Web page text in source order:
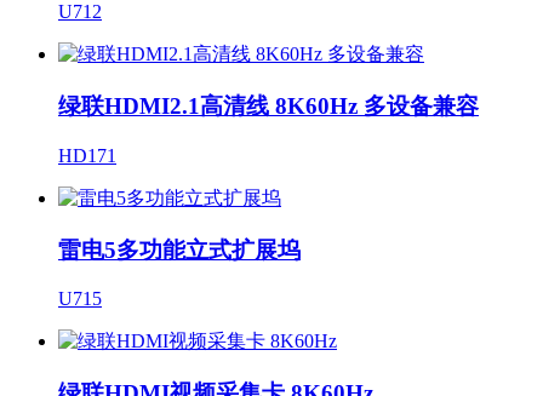
U712
绿联HDMI2.1高清线 8K60Hz 多设备兼容
HD171
雷电5多功能立式扩展坞
U715